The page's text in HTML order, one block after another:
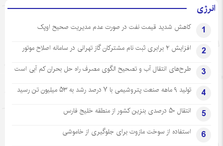
انرژی
1 کاهش شدید قیمت نفت در صورت عدم مدیریت صحیح اوپک
2 افزایش ۲ برابری ثبت نام مشترکان گاز تهرانی‌ در سامانه اصلاح موتور
3 طرح‌های انتقال آب و تصحیح الگوی مصرف راه حل بحران کم آبی است
4 تولید ۹ ماهه صنعت پتروشیمی با ۷ درصد رشد به ۵۳ میلیون تن رسید
5 انتقال ۵۰ درصدی بنزین کشور از منطقه خلیج فارس
6 استفاده از سوخت مازوت برای جلوگیری از خاموشی